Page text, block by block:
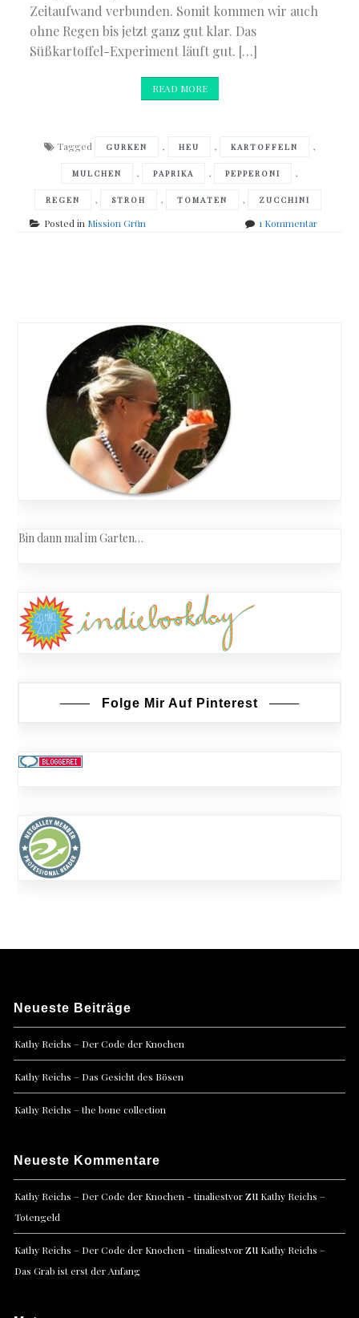
Zeitaufwand verbunden. Somit kommen wir auch
ohne Regen bis jetzt ganz gut klar. Das
Süßkartoffel-Experiment läuft gut. […]
READ MORE
Tagged GURKEN , HEU , KARTOFFELN ,
MULCHEN , PAPRIKA , PEPPERONI ,
REGEN , STROH , TOMATEN , ZUCCHINI
Posted in Mission Grün 1 Kommentarzu
navigation
Bin dann mal im Garten…
Folge Mir Auf Pinterest
Neueste Beiträge
Kathy Reichs – Der Code der Knochen
Kathy Reichs – Das Gesicht des Bösen
Kathy Reichs – the bone collection
Neueste Kommentare
Kathy Reichs – Der Code der Knochen - tinaliestvorzu Kathy Reichs –
Totengeld
Kathy Reichs – Der Code der Knochen - tinaliestvorzu Kathy Reichs –
Das Grab ist erst der Anfang